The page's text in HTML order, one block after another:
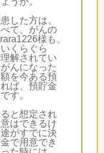
した方は、
て、がんの
様も、
くらぐら
解されてい
んになった
を今ある預
ば、預貯金
す。
と想定され
はできるけ
がすでに決
で用意でき